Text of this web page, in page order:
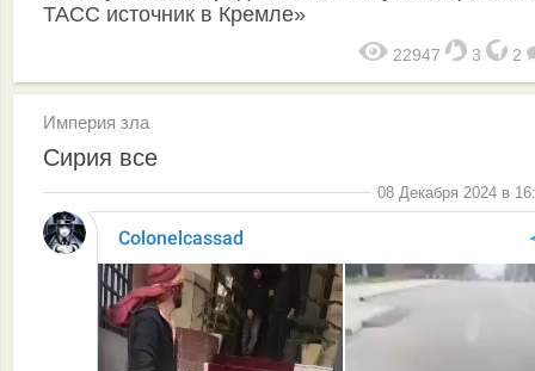
ТАСС источник в Кремле»
22947 3 2
Империя зла
Сирия все
08 Декабря 2024 в